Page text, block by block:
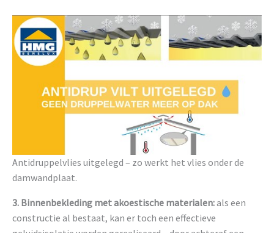
Antidruppelvlies uitgelegd – zo werkt het vlies onder de
damwandplaat.
3. Binnenbekleding met akoestische materialen:als een
constructie al bestaat, kan er toch een effectieve